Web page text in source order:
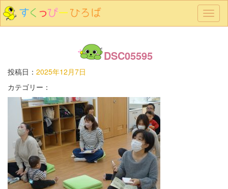
メ
ニ
DSC05595
投稿日： 2025年12月7日
カテゴリー：